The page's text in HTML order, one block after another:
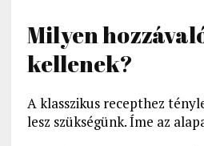
Milyen
kellenek?
A klasszikus recepthez
lesz szükségünk. Íme az